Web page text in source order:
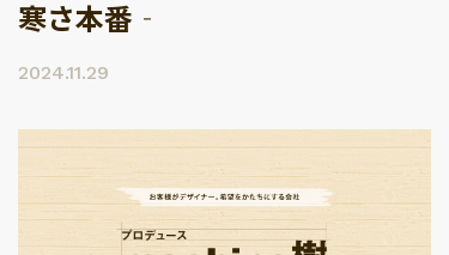
寒さ本番‐
2024.11.29